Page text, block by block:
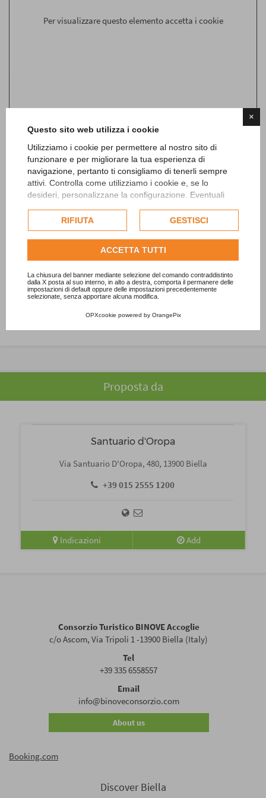
×
Questo sito web utilizza i cookie
Utilizziamo i cookie per permettere al nostro sito di
funzionare e per migliorare la tua esperienza di
navigazione, pertanto ti consigliamo di tenerli sempre
attivi. Controlla come utilizziamo i cookie e, se lo
desideri, personalizzane la configurazione. Eventuali
esclusivamente previa acquisizione del consenso
dell'utente.
Consulta l'informativa cookie completa.
RIFIUTA GESTISCI
ACCETTA TUTTI
La chiusura del banner mediante selezione del comando contraddistinto
dalla X posta al suo interno, in alto a destra, comporta il permanere delle
impostazioni di default oppure delle impostazioni precedentemente
selezionate, senza apportare alcuna modifica.
OPXcookie powered by OrangePix
Message
Required fields
Per visualizzare questo elemento accetta i cookie
Proposta da
Santuario d'Oropa
Via Santuario D'Oropa, 480, 13900 Biella
+39 015 2555 1200
Indicazioni Add
Consorzio Turistico BINOVE Accoglie
c/o Ascom, Via Tripoli 1 -13900 Biella (Italy)
Tel
+39 335 6558557
Email
info@binoveconsorzio.com
About us
Booking.com
Discover Biella